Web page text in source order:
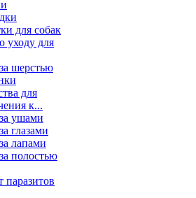
для собак
уходу для
шерстью
для
к...
ушами
глазами
лапами
полостью
паразитов